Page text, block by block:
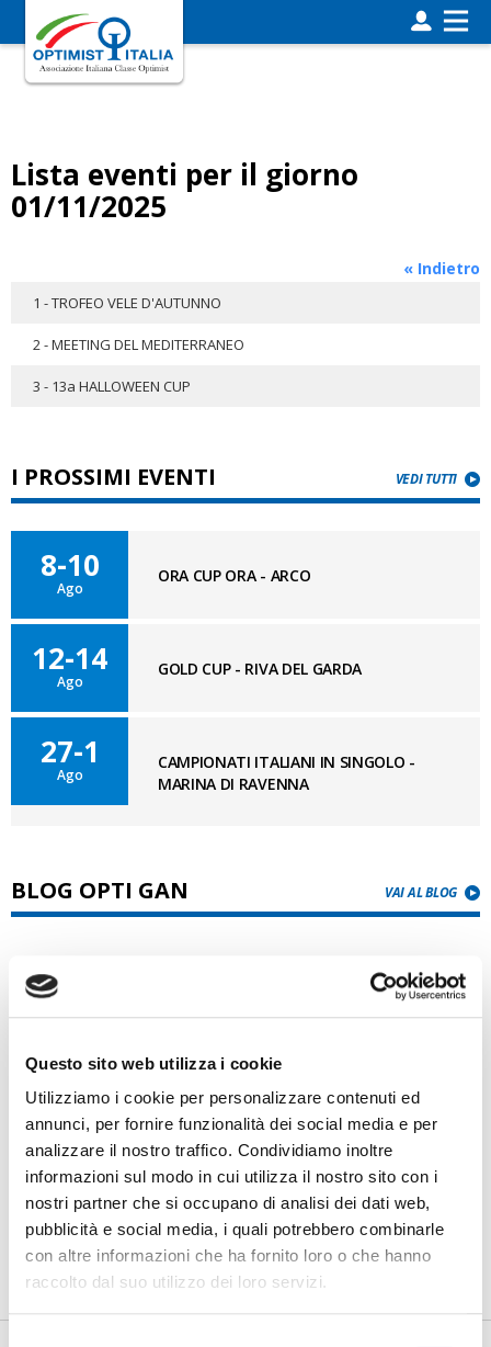
Questo sito web utilizza i cookie
Utilizziamo i cookie per personalizzare contenuti ed
annunci, per fornire funzionalità dei social media e per
analizzare il nostro traffico. Condividiamo inoltre
informazioni sul modo in cui utilizza il nostro sito con i
nostri partner che si occupano di analisi dei dati web,
pubblicità e social media, i quali potrebbero combinarle
con altre informazioni che ha fornito loro o che hanno
raccolto dal suo utilizzo dei loro servizi.
Lista eventi per il giorno
01/11/2025
« Indietro
1 - TROFEO VELE D'AUTUNNO
2 - MEETING DEL MEDITERRANEO
3 - 13a HALLOWEEN CUP
I PROSSIMI EVENTI VEDI TUTTI
8-10
Ago
ORA CUP ORA - ARCO
12-14
Ago
GOLD CUP - RIVA DEL GARDA
27-1
Ago
CAMPIONATI ITALIANI IN SINGOLO -
MARINA DI RAVENNA
BLOG OPTI GAN VAI AL BLOG
Nuovo GAN
Gdynia Final Day
30/07/2026
Gdynia Day 4
PHOTOGALLERY SFOGLIA GALLERY